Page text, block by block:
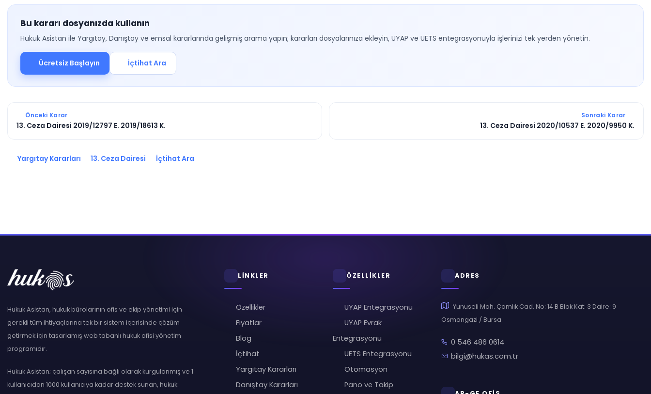
Bu kararı dosyanızda kullanın
Hukuk Asistan ile Yargıtay, Danıştay ve emsal kararlarında gelişmiş arama yapın; kararları dosyalarınıza ekleyin, UYAP ve UETS entegrasyonuyla işlerinizi tek yerden yönetin.
Ücretsiz Başlayın İçtihat Ara
Önceki Karar
13. Ceza Dairesi 2019/12797 E. 2019/18613 K.
Sonraki Karar
13. Ceza Dairesi 2020/10537 E. 2020/9950 K.
Yargıtay Kararları 13. Ceza Dairesi İçtihat Ara
Hukuk Asistan, hukuk bürolarının ofis ve ekip yönetimi için
gerekli tüm ihtiyaçlarına tek bir sistem içerisinde çözüm
getirmek için tasarlamış web tabanlı hukuk ofisi yönetim
programıdır.
Hukuk Asistan; çalışan sayısına bağlı olarak kurgulanmış ve 1
kullanıcıdan 1000 kullanıcıya kadar destek sunan, hukuk
LİNKLER
Özellikler
Fiyatlar
Blog
İçtihat
Yargıtay Kararları
Danıştay Kararları
ÖZELLİKLER
UYAP Entegrasyonu
UYAP Evrak
Entegrasyonu
UETS Entegrasyonu
Otomasyon
Pano ve Takip
ADRES
Yunuseli Mah. Çamlık Cad. No: 14 B Blok Kat: 3 Daire: 9
Osmangazi / Bursa
0 546 486 0614
bilgi@hukas.com.tr